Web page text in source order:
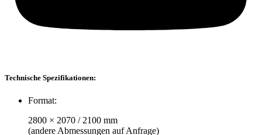
Technische Spezifikationen:
Format:
2800 × 2070 / 2100 mm
(andere Abmessungen auf Anfrage)